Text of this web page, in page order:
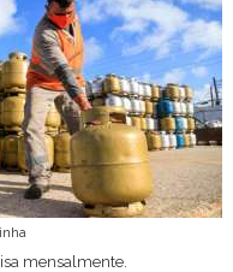
mensalmente.